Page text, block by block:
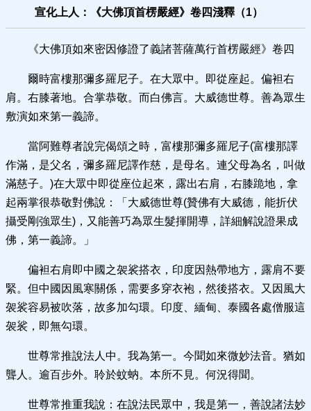
宣化上人：《大佛頂首楞嚴經》卷四淺釋（1）
《大佛頂如來密因修證了義諸菩薩萬行首楞嚴經》卷四
爾時富樓那彌多羅尼子。在大眾中。即從座起。偏袒右
肩。右膝著地。合掌恭敬。而白佛言。大威德世尊。善為眾生
敷演如來第一義諦。
當阿難尊者說完偈頌之時，富樓那彌多羅尼子(富樓那譯
作滿，是父名，彌多羅尼譯作慈，是母名。連父母為名，叫做
滿慈子。)在大眾中即從座位起來，露出右肩，右膝跪地，拿
起兩掌很恭敬對佛說：「大威德世尊(贊佛有大威德，能折伏
攝受剛強眾生)，又能善巧為眾生髮揮開導，詳細解說證果成
佛，第一義諦。」
偏袒右肩即中國之袈裟搭衣，印度因熱帶地方，露肩不要
緊。但中國因風寒關係，需要多穿衣袍，然後搭衣。又因風大
袈裟容易被吹落，故多加勾環。印度、緬甸、泰國各處僧服這
袈裟，即無勾環。
世尊常推說法人中。我為第一。今聞如來微妙法音。猶如
聾人。逾百步外。聆於蚊蚋。本所不見。何況得聞。
世尊常推重我說：在說法民眾中，我是第一，善說諸法妙